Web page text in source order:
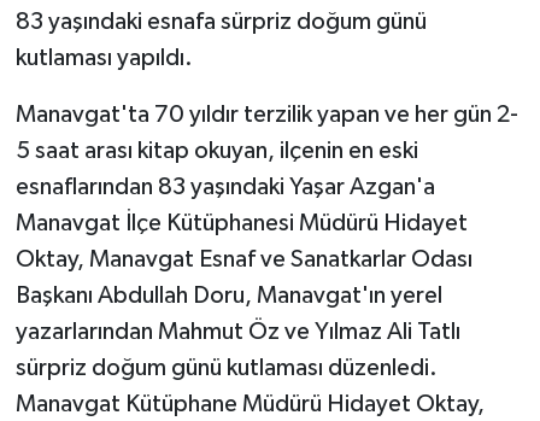
83 yaşındaki esnafa sürpriz doğum günü
kutlaması yapıldı.
Manavgat'ta 70 yıldır terzilik yapan ve her gün 2-
5 saat arası kitap okuyan, ilçenin en eski
esnaflarından 83 yaşındaki Yaşar Azgan'a
Manavgat İlçe Kütüphanesi Müdürü Hidayet
Oktay, Manavgat Esnaf ve Sanatkarlar Odası
Başkanı Abdullah Doru, Manavgat'ın yerel
yazarlarından Mahmut Öz ve Yılmaz Ali Tatlı
sürpriz doğum günü kutlaması düzenledi.
Manavgat Kütüphane Müdürü Hidayet Oktay,